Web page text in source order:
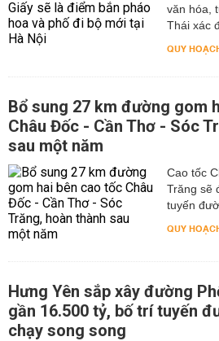
văn hóa,
Thái xác
QUY
Bổ sung 27 km đường gom
Châu Đốc - Cần Thơ - Sóc
sau một năm
Cao tốc
Trăng sẽ
tuyến
QUY
Hưng Yên sắp xây đường
gần 16.500 tỷ, bố trí tuyến
chạy song song